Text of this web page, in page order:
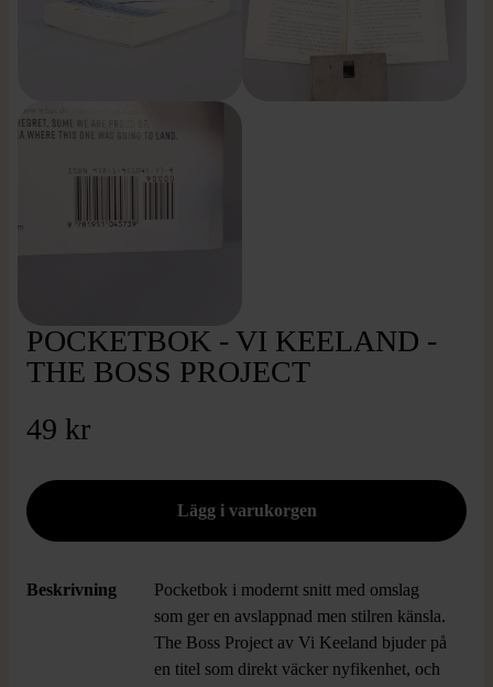
POCKETBOK - VI KEELAND -
THE BOSS PROJECT
49 kr
Beskrivning
Pocketbok i modernt snitt med omslag
som ger en avslappnad men stilren känsla.
The Boss Project av Vi Keeland bjuder på
en titel som direkt väcker nyfikenhet, och